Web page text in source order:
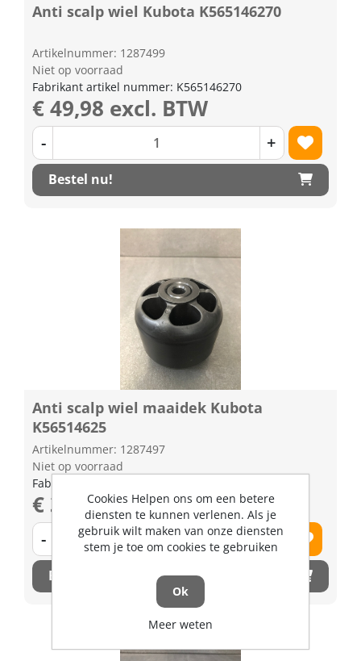
Anti scalp wiel Kubota K565146270
Artikelnummer: 1287499
Niet op voorraad
Fabrikant artikel nummer: K565146270
€ 49,98 excl. BTW
- +
Bestel nu!
Anti scalp wiel maaidek Kubota
K56514625
Artikelnummer: 1287497
Niet op voorraad
Fabrikant artikel nummer: K565146250
€ 34,60 excl. BTW
- +
Bestel nu!
Cookies Helpen ons om een betere
diensten te kunnen verlenen. Als je
gebruik wilt maken van onze diensten
stem je toe om cookies te gebruiken
Ok
Meer weten